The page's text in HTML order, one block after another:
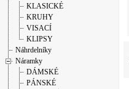
KLASICKÉ
KRUHY
VISACÍ
KLIPSY
Náhrdelníky
Náramky
DÁMSKÉ
PÁNSKÉ